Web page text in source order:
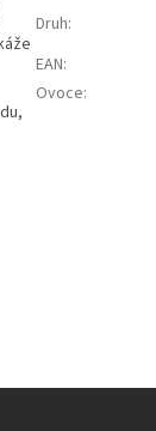
Druh:
EAN:
Ovoce: